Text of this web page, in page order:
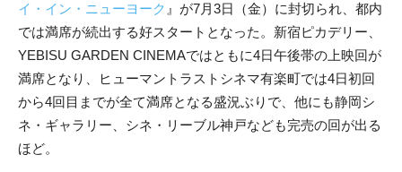
イ・イン・ニューヨーク 』が7月3日（金）に封切られ、都内
では満席が続出する好スタートとなった。新宿ピカデリー、
YEBISU GARDEN CINEMAではともに4日午後帯の上映回が
満席となり、ヒューマントラストシネマ有楽町では4日初回
から4回目までが全て満席となる盛況ぶりで、他にも静岡シ
ネ・ギャラリー、シネ・リーブル神戸なども完売の回が出る
ほど。